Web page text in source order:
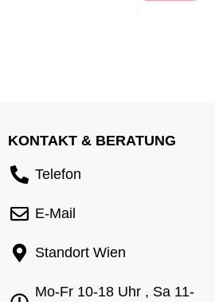
KONTAKT & BERATUNG
Telefon
E-Mail
Standort Wien
Mo-Fr 10-18 Uhr , Sa 11-